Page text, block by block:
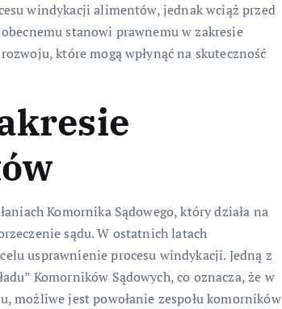
windykacji alimentów, jednak wciąż przed
stanowi prawnemu w zakresie
które mogą wpłynąć na skuteczność
Komornika Sądowego, który działa na
sądu. W ostatnich latach
usprawnienie procesu windykacji. Jedną z
Komorników Sądowych, co oznacza, że w
możliwe jest powołanie zespołu komorników